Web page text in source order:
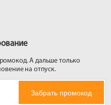
А дальше только
на отпуск.
Забрать промокод